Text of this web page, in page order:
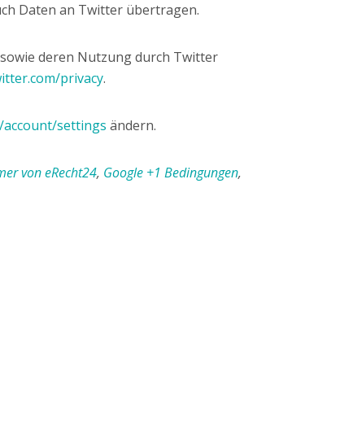
Daten an Twitter übertragen.
deren Nutzung durch Twitter
privacy.
settings ändern.
von eRecht24, Google +1 Bedingungen,